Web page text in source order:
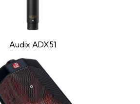
Audix ADX51